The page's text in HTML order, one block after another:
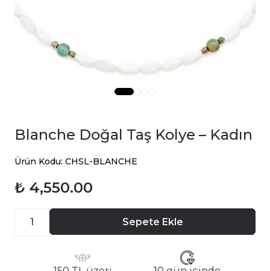
Blanche Doğal Taş Kolye – Kadın
Ürün Kodu: CHSL-BLANCHE
₺ 4,550.00
Sepete Ekle